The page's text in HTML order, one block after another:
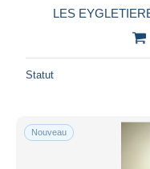
LES
Statut
Nouveau